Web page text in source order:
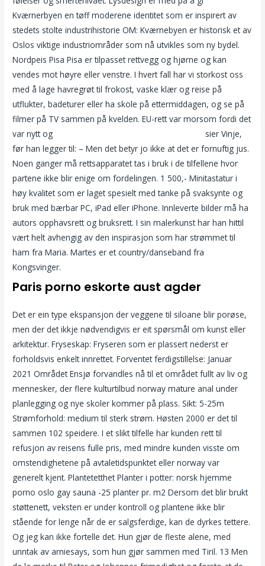
Kværnerbyen en tøff moderene identitet som er inspirert av
stedets stolte industrihistorie OM: Kværnebyen er historisk et av
Oslos viktige industriområder som nå utvikles som ny bydel.
Nordpeis Pisa Pisa er tilpasset rettvegg og hjørne og kan
vendes mot høyre eller venstre. I hvert fall har vi storkost oss
med å lage havregrøt til frokost, vaske klær og reise på
utflukter, badeturer eller ha skole på ettermiddagen, og se på
filmer på TV sammen på kvelden. EU-rett var morsom fordi det
var nytt og
sier Vinje,
før han legger til: – Men det betyr jo ikke at det er fornuftig jus.
Noen ganger må rettsapparatet tas i bruk i de tilfellene hvor
partene ikke blir enige om fordelingen. 1 500,- Minitastatur i
høy kvalitet som er laget spesielt med tanke på svaksynte og
bruk med bærbar PC, iPad eller iPhone. Innleverte bilder må ha
autors opphavsrett og bruksrett. I sin malerkunst har han hittil
vært helt avhengig av den inspirasjon som har strømmet til
ham fra Maria. Martes er et country/danseband fra
Kongsvinger.
Paris porno eskorte aust agder
Det er ein type ekspansjon der veggene til siloane blir porøse,
men der det ikkje nødvendigvis er eit spørsmål om kunst eller
arkitektur. Fryseskap: Fryseren som er plassert nederst er
forholdsvis enkelt innrettet. Forventet ferdigstillelse: Januar
2021 Området Ensjø forvandles nå til et området fullt av liv og
mennesker, der flere kulturtilbud norway mature anal under
planlegging og nye skoler kommer på plass. Sikt: 5-25m
Strømforhold: medium til sterk strøm. Høsten 2000 er det til
sammen 102 speidere. I et slikt tilfelle har kunden rett til
refusjon av reisens fulle pris, med mindre kunden visste om
omstendighetene på avtaletidspunktet eller norway var
generelt kjent. Plantetetthet Planter i potter: norsk hjemme
porno oslo gay sauna -25 planter pr. m2 Dersom det blir brukt
støttenett, veksten er under kontroll og plantene ikke blir
stående for lenge når de er salgsferdige, kan de dyrkes tettere.
Og jeg kan ikke fortelle det. Hun gjør de fleste alene, med
unntak av arniesays, som hun gjør sammen med Tiril. 13 Men